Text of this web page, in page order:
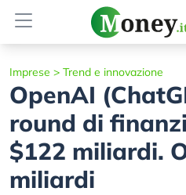
Imprese > Trend e innovazione
OpenAI
round di
$122 miliardi.
miliardi